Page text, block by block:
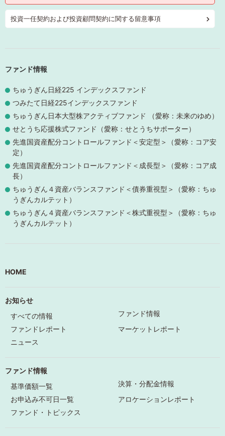
投資一任契約および投資顧問契約に関する留意事項
ファンド情報
ちゅうぎん日経225 インデックスファンド
つみたて日経225インデックスファンド
ちゅうぎん日本大型株アクティブファンド （愛称：未来のゆめ）
せとうち応援株式ファンド（愛称：せとうちサポーター）
先進国資産配分コントロールファンド＜安定型＞（愛称：コア安
定）
先進国資産配分コントロールファンド＜成長型＞（愛称：コア成
長）
ちゅうぎん４資産バランスファンド＜債券重視型＞（愛称：ちゅ
うぎんカルテット）
ちゅうぎん４資産バランスファンド＜株式重視型＞（愛称：ちゅ
うぎんカルテット）
HOME
お知らせ
すべての情報
ファンド情報
ファンドレポート
マーケットレポート
ニュース
ファンド情報
基準価額一覧
決算・分配金情報
お申込み不可日一覧
アロケーションレポート
ファンド・トピックス